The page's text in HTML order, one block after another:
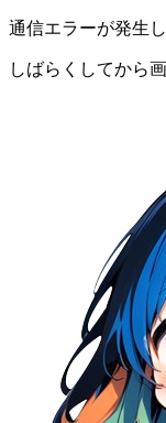
通信エラーが発生し
しばらくしてから